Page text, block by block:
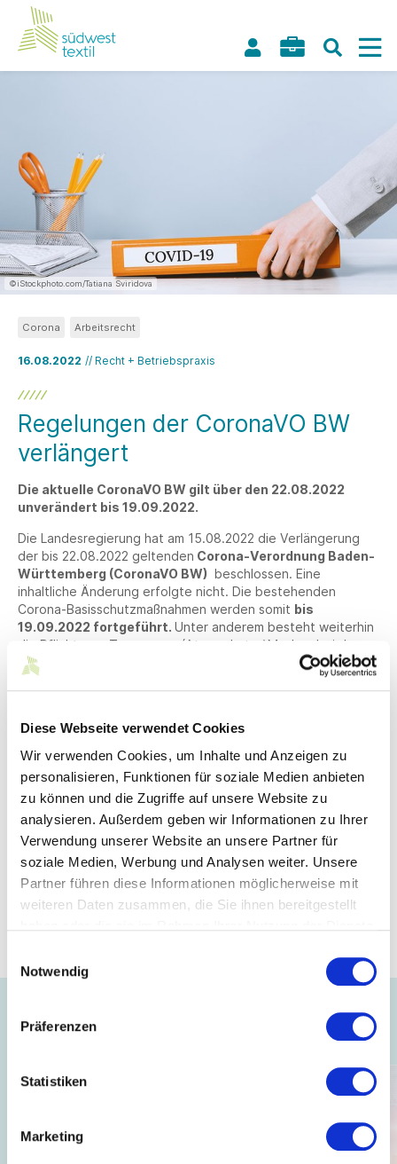
Diese Webseite verwendet Cookies
Wir verwenden Cookies, um Inhalte und Anzeigen zu
personalisieren, Funktionen für soziale Medien anbieten
zu können und die Zugriffe auf unsere Website zu
analysieren. Außerdem geben wir Informationen zu Ihrer
Verwendung unserer Website an unsere Partner für
soziale Medien, Werbung und Analysen weiter. Unsere
Partner führen diese Informationen möglicherweise mit
weiteren Daten zusammen, die Sie ihnen bereitgestellt
Notwendig
Präferenzen
Statistiken
Marketing
©iStockphoto.com/Tatiana Sviridova
16.08.2022 // Recht + Betriebspraxis
Corona Arbeitsrecht
Regelungen der CoronaVO BW
verlängert
Die aktuelle CoronaVO BW gilt über den 22.08.2022
unverändert bis 19.09.2022.
Die Landesregierung hat am 15.08.2022 die Verlängerung
der bis 22.08.2022 geltenden Corona-Verordnung Baden-
Württemberg (CoronaVO BW) beschlossen. Eine
inhaltliche Änderung erfolgte nicht. Die bestehenden
Corona-Basisschutzmaßnahmen werden somit bis
19.09.2022 fortgeführt. Unter anderem besteht weiterhin
die Pflicht zum Tragen von (Atemschutz-)Masken bei der
Nutzung des öffentlichen Personennahverkehrs (ÖPNV), in
Arztpraxen oder in Einrichtungen und Fahrzeugen sowie an
Die Verkündung der CoronaVO BW soll am 19.08.2022 im
Gesetzblatt für Baden-Württemberg erfolgen. Die
Verlängerung der Verordnung wird danach am 22.08.2022
in Kraft treten.Die ab 22.08.2022 geltende CoronaVO BW
finden Siehier.
Eine Übersicht über die seit 02.05.2022 geltenden
Corona-Regelungen in Baden-Württemberg finden
Sie
Über die weiteren Entwicklungen werden wir Sie wie
Auch interessant ...